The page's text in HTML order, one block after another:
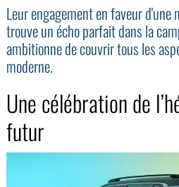
Leur engagement en faveur
trouve un écho parfait dans la
ambitionne de couvrir tous les
moderne.
Une célébration de
futur